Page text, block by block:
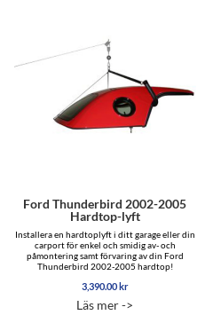
Ford Thunderbird 2002-2005
Hardtop-lyft
Installera en hardtoplyft i ditt garage eller din
carport för enkel och smidig av- och
påmontering samt förvaring av din Ford
Thunderbird 2002-2005 hardtop!
3,390.00 kr
Läs mer ->